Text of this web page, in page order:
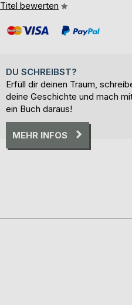
Titel bewerten
DU SCHREIBST?
Erfüll dir deinen Traum,
deine Geschichte und mach
ein Buch daraus!
MEHR INFOS